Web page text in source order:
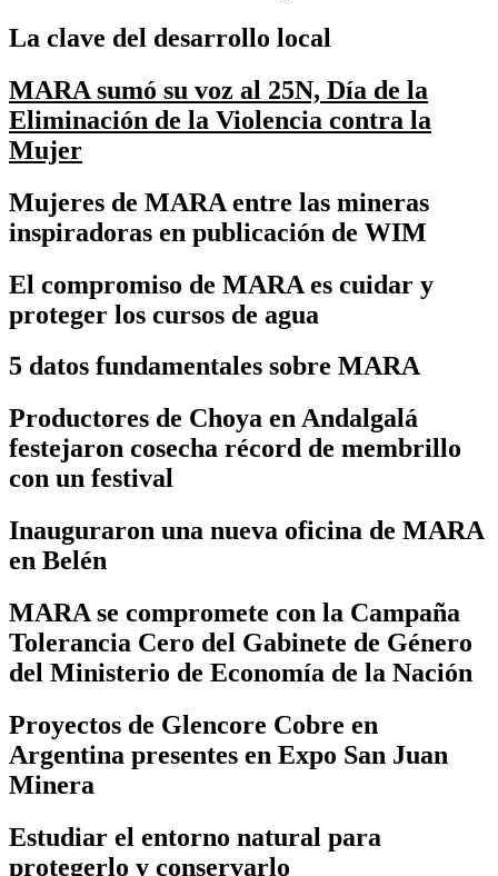
La clave del desarrollo local
MARA sumó su voz al 25N, Día de la
Eliminación de la Violencia contra la
Mujer
Mujeres de MARA entre las mineras
inspiradoras en publicación de WIM
El compromiso de MARA es cuidar y
proteger los cursos de agua
5 datos fundamentales sobre MARA
Productores de Choya en Andalgalá
festejaron cosecha récord de membrillo
con un festival
Inauguraron una nueva oficina de MARA
en Belén
MARA se compromete con la Campaña
Tolerancia Cero del Gabinete de Género
del Ministerio de Economía de la Nación
Proyectos de Glencore Cobre en
Argentina presentes en Expo San Juan
Minera
Estudiar el entorno natural para
protegerlo y conservarlo